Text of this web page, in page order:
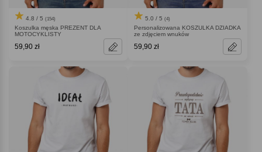
4.8 / 5 (154)
Koszulka męska PREZENT DLA
MOTOCYKLISTY
59,90 zł
5.0 / 5 (4)
Personalizowana KOSZULKA DZIADKA
ze zdjęciem wnuków
59,90 zł